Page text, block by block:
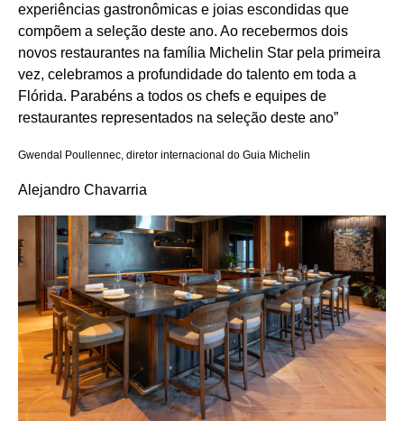
experiências gastronômicas e joias escondidas que
compõem a seleção deste ano. Ao recebermos dois
novos restaurantes na família Michelin Star pela primeira
vez, celebramos a profundidade do talento em toda a
Flórida. Parabéns a todos os chefs e equipes de
restaurantes representados na seleção deste ano”
Gwendal Poullennec, diretor internacional do Guia Michelin
Alejandro Chavarria